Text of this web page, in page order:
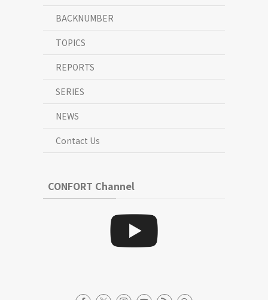
BACKNUMBER
TOPICS
REPORTS
SERIES
NEWS
Contact Us
CONFORT Channel